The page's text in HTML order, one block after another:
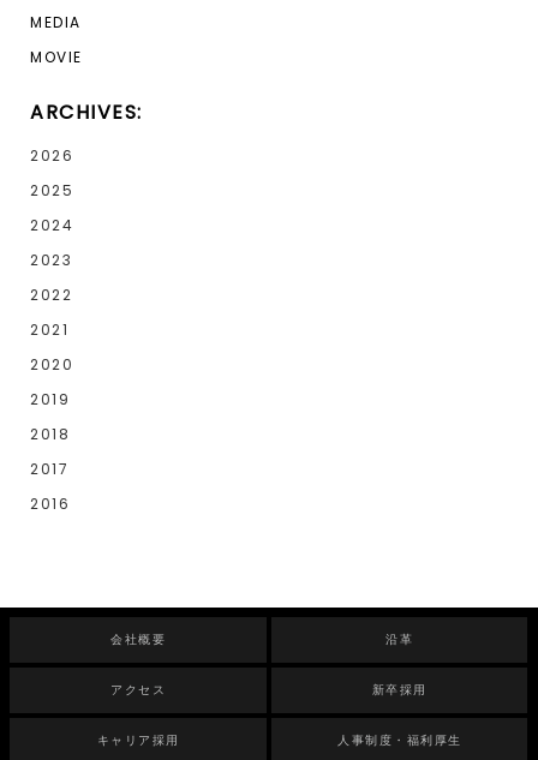
MEDIA
MOVIE
ARCHIVES:
2026
2025
2024
2023
2022
2021
2020
2019
2018
2017
2016
会社概要 沿革
アクセス 新卒採用
キャリア採用 人事制度・福利厚生